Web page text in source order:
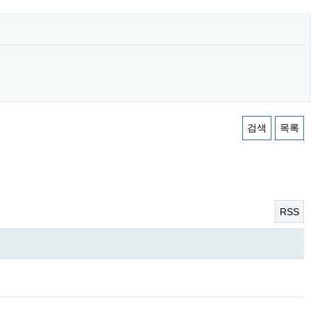
검색 목록
RSS